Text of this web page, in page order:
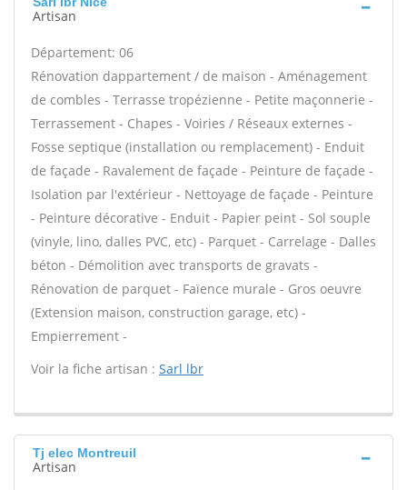
Artisan
Département: 06
Rénovation dappartement / de maison - Aménagement
de combles - Terrasse tropézienne - Petite maçonnerie -
Terrassement - Chapes - Voiries / Réseaux externes -
Fosse septique (installation ou remplacement) - Enduit
de façade - Ravalement de façade - Peinture de façade -
Isolation par l'extérieur - Nettoyage de façade - Peinture
- Peinture décorative - Enduit - Papier peint - Sol souple
(vinyle, lino, dalles PVC, etc) - Parquet - Carrelage - Dalles
béton - Démolition avec transports de gravats -
Rénovation de parquet - Faïence murale - Gros oeuvre
(Extension maison, construction garage, etc) -
Empierrement -
Voir la fiche artisan : Sarl lbr
Tj elec Montreuil
Artisan